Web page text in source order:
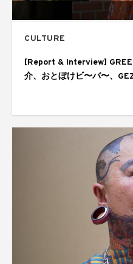
CULTURE
[Report & Interview]
介、おとぼけビ〜バ〜、